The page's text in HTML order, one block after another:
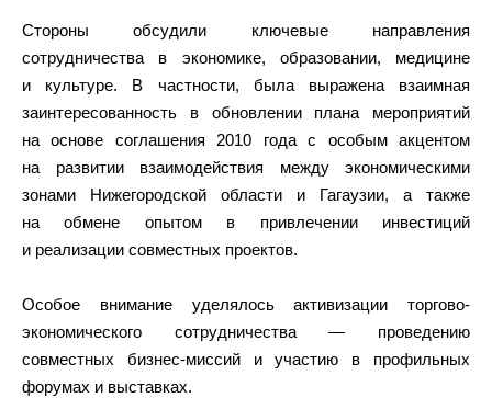
Стороны обсудили ключевые направления
сотрудничества в экономике, образовании, медицине
и культуре. В частности, была выражена взаимная
заинтересованность в обновлении плана мероприятий
на основе соглашения 2010 года с особым акцентом
на развитии взаимодействия между экономическими
зонами Нижегородской области и Гагаузии, а также
на обмене опытом в привлечении инвестиций
и реализации совместных проектов.
Особое внимание уделялось активизации торгово-
экономического сотрудничества — проведению
совместных бизнес-миссий и участию в профильных
форумах и выставках.